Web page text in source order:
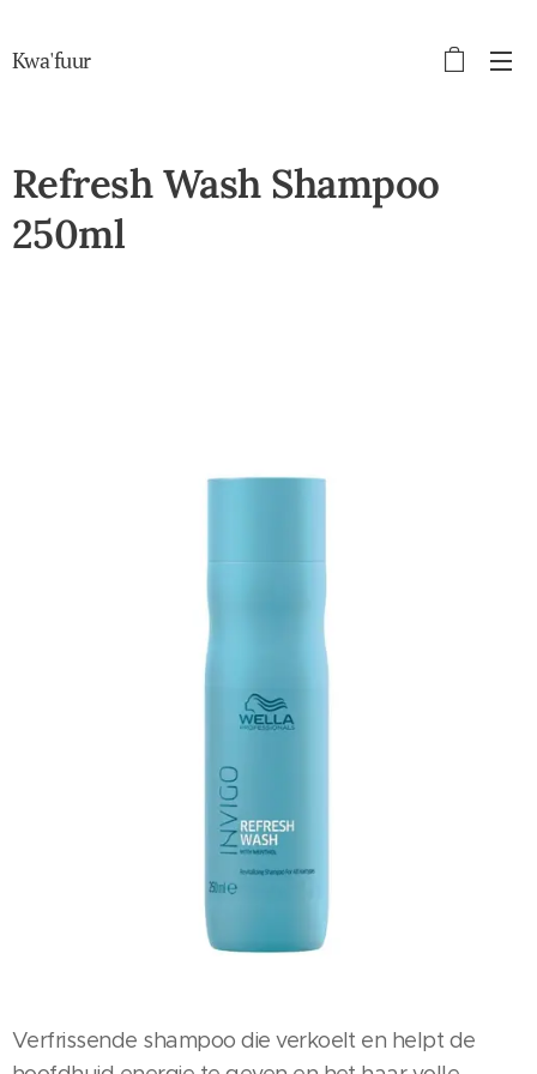
Kwa'fuur
Refresh Wash Shampoo
250ml
Verfrissende shampoo die verkoelt en helpt de